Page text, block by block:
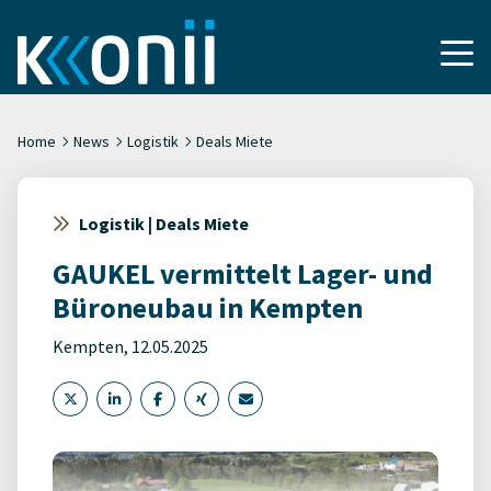
Home News Logistik Deals Miete
Logistik | Deals Miete
GAUKEL vermittelt Lager- und
Büroneubau in Kempten
Kempten, 12.05.2025